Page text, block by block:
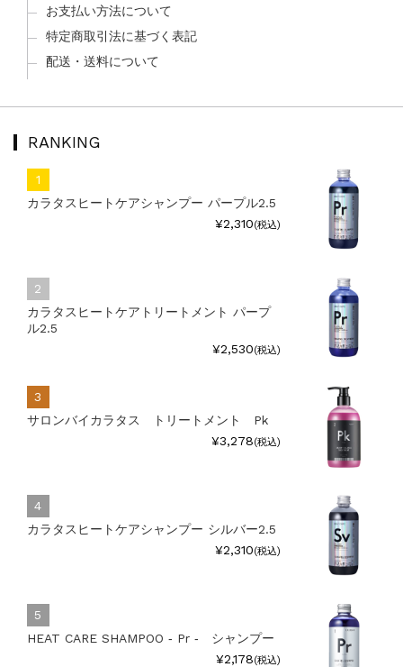
お支払い方法について
特定商取引法に基づく表記
配送・送料について
RANKING
カラタスヒートケアシャンプー パープル2.5
¥2,310(税込)
カラタスヒートケアトリートメント パープ
ル2.5
¥2,530(税込)
サロンバイカラタス トリートメント Pk
¥3,278(税込)
カラタスヒートケアシャンプー シルバー2.5
¥2,310(税込)
HEAT CARE SHAMPOO ‐ Pr ‐ シャンプー
¥2,178(税込)